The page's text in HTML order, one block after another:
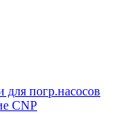
погр.насосов
CNP